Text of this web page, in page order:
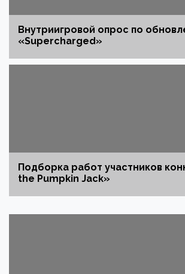
Внутриигровой опрос по
«Supercharged»
Подборка работ участников
the Pumpkin Jack»